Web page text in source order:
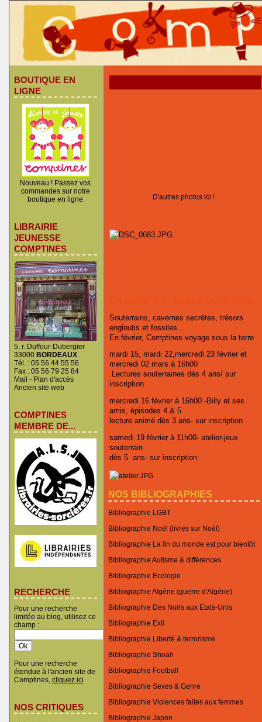
BOUTIQUE EN
LIGNE
Nouveau ! Passez vos
commandes sur notre
boutique en ligne
LIBRAIRIE
JEUNESSE
COMPTINES
5, r. Duffour-Dubergier
33000 BORDEAUX
Tél. : 05 56 44 55 56
Fax : 05 56 79 25 84
Mail - Plan d'accès
Ancien site web
COMPTINES
MEMBRE DE...
RECHERCHE
Pour une recherche
limitée au blog, utilisez ce
champ :
Pour une recherche
étendue à l'ancien site de
Comptines, cliquez ici
NOS CRITIQUES
D'autres photos ici !
Souterrains, cavernes secrètes, trésors
engloutis et fossiles...
En février, Comptines voyage sous la terre
mardi 15, mardi 22,mercredi 23 février et
mercredi 02 mars à 16h00
Lectures souterraines dès 4 ans/ sur
inscription
mercredi 16 février à 16h00 -Billy et ses
amis, épisodes 4 & 5
lecture animé dès 3 ans- sur inscription
samedi 19 février à 11h00- atelier-jeux
souterrain
dès 5 ans- sur inscription
NOS BIBLIOGRAPHIES
Bibliographie LGBT
Bibliographie Noël (livres sur Noël)
Bibliographie La fin du monde est pour bientôt
Bibliographie Autisme & différences
Bibliographie Ecologie
Bibliographie Algérie (guerre d'Algérie)
Bibliographie Des Noirs aux Etats-Unis
Bibliographie Exil
Bibliographie Liberté & terrorisme
Bibliographie Shoah
Bibliographie Football
Bibliographie Sexes & Genre
Bibliographie Violences faites aux femmes
Bibliographie Japon